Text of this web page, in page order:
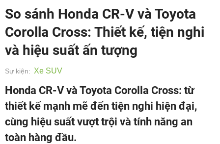
So sánh Honda CR-V và Toyota
Corolla Cross: Thiết kế, tiện nghi
và hiệu suất ấn tượng
Sự kiện: Xe SUV
Honda CR-V và Toyota Corolla Cross: từ
thiết kế mạnh mẽ đến tiện nghi hiện đại,
cùng hiệu suất vượt trội và tính năng an
toàn hàng đầu.